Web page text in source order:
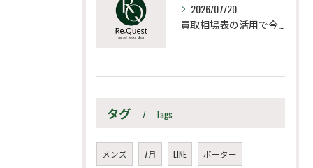
2026/07/20
タグ Tags
メンズ 7月 LINE ポーター